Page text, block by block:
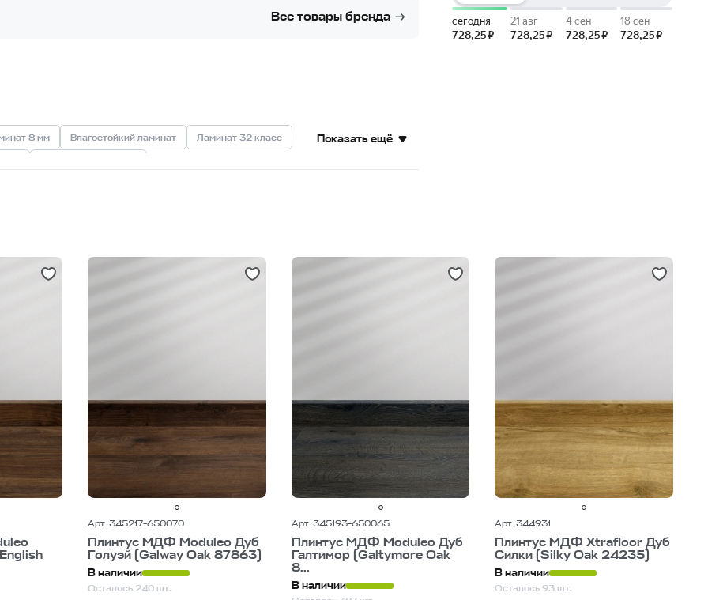
Все товары бренда
8 мм Влагостойкий ламинат
Ламинат 32 класс
Ламинат для комнаты
Ламинат для кухни
Показать ещё
Арт. 345217-650070
Плинтус МДФ Moduleo Дуб
Голуэй (Galway Оak 87863)
В наличии
Осталось 240 шт.
Арт. 345193-650065
Плинтус МДФ Moduleo Дуб
Галтимор (Galtymore Oak
8...
В наличии
Арт. 344931
Плинтус МДФ Xtrafloor Дуб
Силки (Silky Oak 24235)
В наличии
Осталось 93 шт.